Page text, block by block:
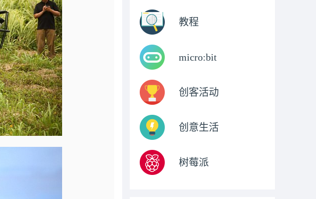
教程
micro:bit
创客活动
创意生活
树莓派